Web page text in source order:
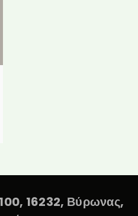
16232, Βύρωνας,